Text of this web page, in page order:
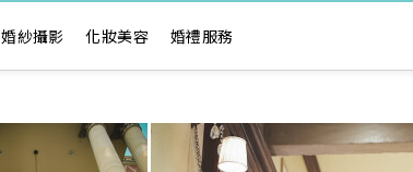
婚紗攝影 化妝美容 婚禮服務